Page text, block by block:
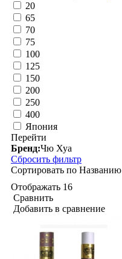
20
65
70
75
100
125
150
200
250
400
Япония
Перейти
Бренд:Чю Хуа
Сбросить фильтр
Сортировать по Названию
Отображать 16
Сравнить
Добавить в сравнение